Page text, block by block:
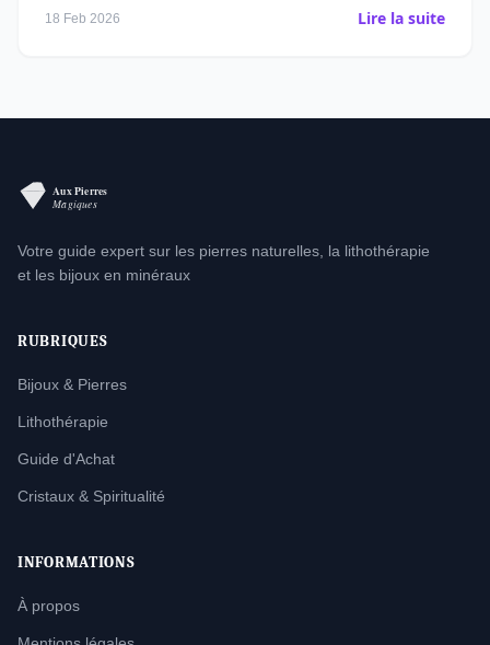
18 Feb 2026 Lire la suite
Votre guide expert sur les pierres naturelles, la lithothérapie
et les bijoux en minéraux
RUBRIQUES
Bijoux & Pierres
Lithothérapie
Guide d'Achat
Cristaux & Spiritualité
INFORMATIONS
À propos